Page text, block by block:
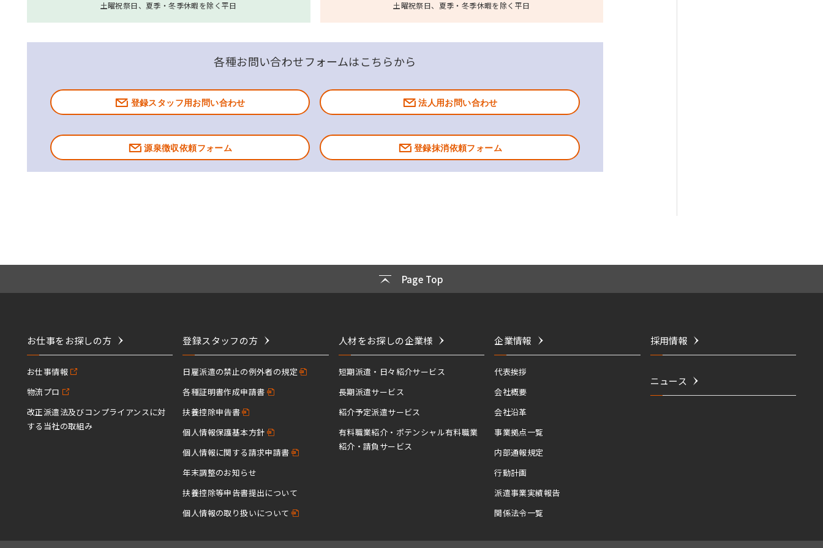
土曜祝祭日、夏季・冬季休暇を除く平日 土曜祝祭日、夏季・冬季休暇を除く平日
各種お問い合わせフォームはこちらから
登録スタッフ用お問い合わせ 法人用お問い合わせ
源泉徴収依頼フォーム 登録抹消依頼フォーム
Page Top
お仕事をお探しの方
お仕事情報
物流プロ
改正派遣法及びコンプライアンスに対
する当社の取組み
登録スタッフの方
日雇派遣の禁止の例外者の規定
各種証明書作成申請書
扶養控除申告書
個人情報保護基本方針
個人情報に関する請求申請書
年末調整のお知らせ
扶養控除等申告書提出について
個人情報の取り扱いについて
人材をお探しの企業様
短期派遣・日々紹介サービス
長期派遣サービス
紹介予定派遣サービス
有料職業紹介・ポテンシャル有料職業
紹介・請負サービス
企業情報
代表挨拶
会社概要
会社沿革
事業拠点一覧
内部通報規定
行動計画
派遣事業実績報告
関係法令一覧
採用情報
ニュース